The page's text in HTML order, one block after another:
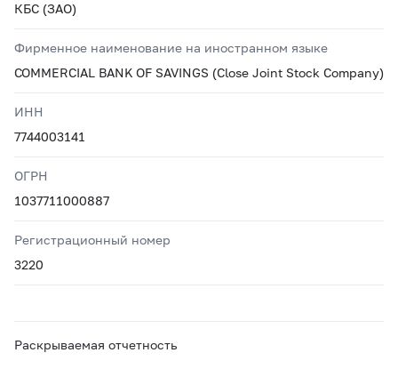
КБС (ЗАО)
Фирменное наименование на иностранном языке
COMMERCIAL BANK OF SAVINGS (Close Joint Stock Company)
ИНН
7744003141
ОГРН
1037711000887
Регистрационный номер
3220
Раскрываемая отчетность